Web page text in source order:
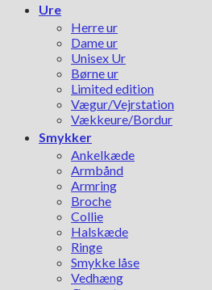
Ure
Herre ur
Dame ur
Unisex Ur
Børne ur
Limited edition
Vægur/Vejrstation
Vækkeure/Bordur
Smykker
Ankelkæde
Armbånd
Armring
Broche
Collie
Halskæde
Ringe
Smykke låse
Vedhæng